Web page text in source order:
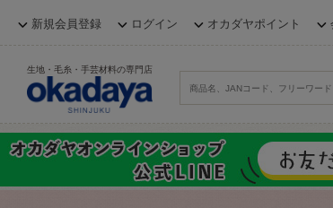
新規会員登録 ログイン オカダヤポイント
生地・毛糸・手芸材料の専門店